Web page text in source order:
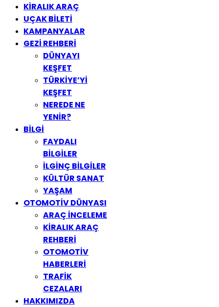
KİRALIK ARAÇ
UÇAK BİLETİ
KAMPANYALAR
GEZİ REHBERİ
DÜNYAYI
KEŞFET
TÜRKİYE’Yİ
KEŞFET
NEREDE NE
YENİR?
BİLGİ
FAYDALI
BİLGİLER
İLGİNÇ BİLGİLER
KÜLTÜR SANAT
YAŞAM
OTOMOTİV DÜNYASI
ARAÇ İNCELEME
KİRALIK ARAÇ
REHBERİ
OTOMOTİV
HABERLERİ
TRAFİK
CEZALARI
HAKKIMIZDA